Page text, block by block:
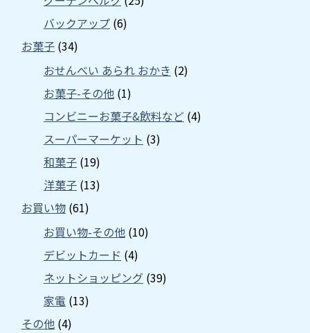
バックアップ (6)
お菓子 (34)
おせんべい あられ おかき (2)
お菓子-その他 (1)
コンビニーお菓子&飲料など (4)
スーパーマーケット (3)
和菓子 (19)
洋菓子 (13)
お買い物 (61)
お買い物-その他 (10)
デビットカード (4)
ネットショッピング (39)
家電 (13)
その他 (4)